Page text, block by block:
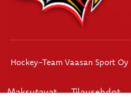
Hockey-Team Vaasan Sport
Maksutavat Tilausehdot